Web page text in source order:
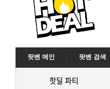
팟벤 메인 팟벤 검색
핫딜 파티